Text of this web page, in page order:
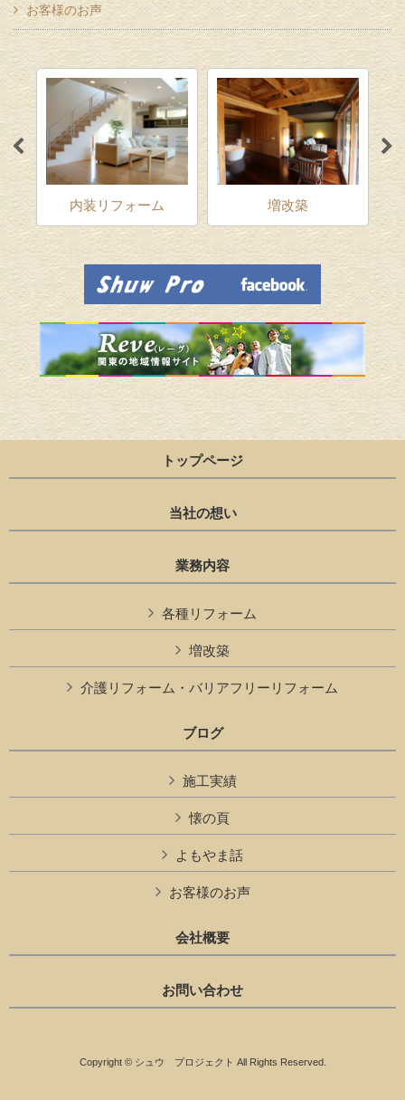
お客様のお声
内装リフォーム 増改築
トップページ
当社の想い
業務内容
各種リフォーム
増改築
介護リフォーム・バリアフリーリフォーム
ブログ
施工実績
懐の頁
よもやま話
お客様のお声
会社概要
お問い合わせ
Copyright © シュウ プロジェクト All Rights Reserved.